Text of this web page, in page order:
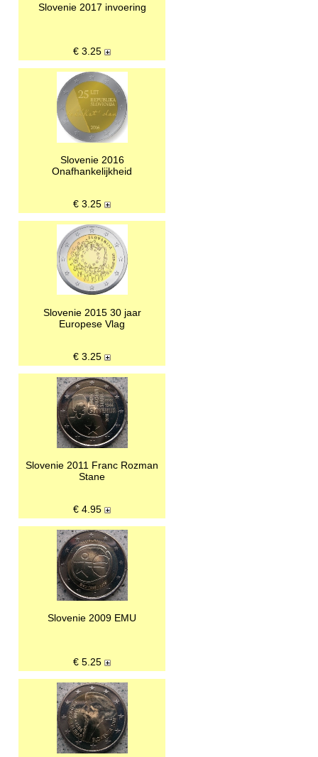
Slovenie 2017 invoering
€ 3.25
Slovenie 2016
Onafhankelijkheid
€ 3.25
Slovenie 2015 30 jaar
Europese Vlag
€ 3.25
Slovenie 2011 Franc Rozman
Stane
€ 4.95
Slovenie 2009 EMU
€ 5.25